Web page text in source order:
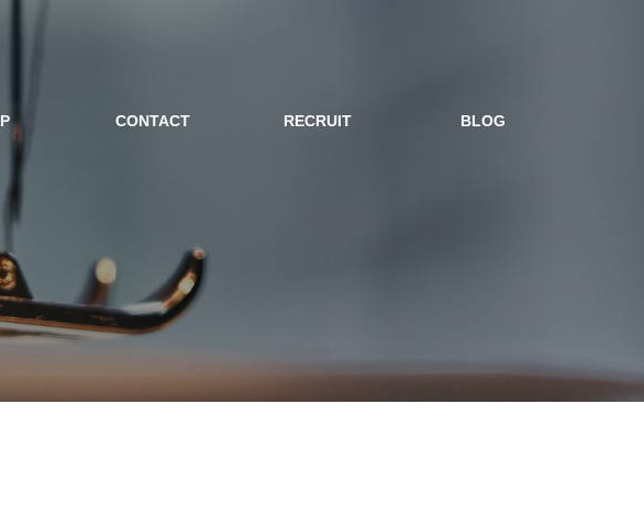
CONTACT RECRUIT BLOG